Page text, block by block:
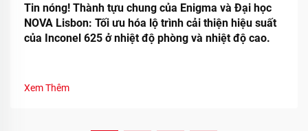
Tin nóng! Thành tựu chung của Enigma và Đại học
NOVA Lisbon: Tối ưu hóa lộ trình cải thiện hiệu suất
của Inconel 625 ở nhiệt độ phòng và nhiệt độ cao.
Xem Thêm